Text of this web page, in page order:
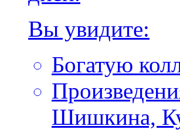
Вы увидите:
Богатую
Шишкина,